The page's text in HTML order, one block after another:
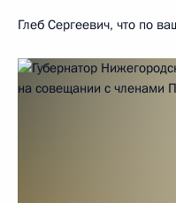
Глеб Сергеевич, что по